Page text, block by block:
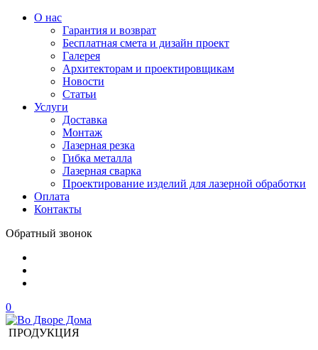
О нас
Гарантия и возврат
Бесплатная смета и дизайн проект
Галерея
Архитекторам и проектировщикам
Новости
Статьи
Услуги
Доставка
Монтаж
Лазерная резка
Гибка металла
Лазерная сварка
Проектирование изделий для лазерной обработки
Оплата
Контакты
Обратный звонок
0
ПРОДУКЦИЯ